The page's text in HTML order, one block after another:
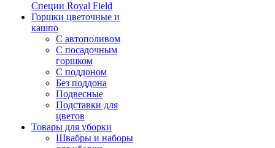
Специи Royal Field
Горшки цветочные и
кашпо
С автополивом
С посадочным
горшком
С поддоном
Без поддона
Подвесные
Подставки для
цветов
Товары для уборки
Швабры и наборы